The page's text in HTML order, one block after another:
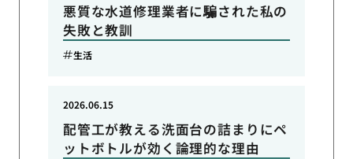
悪質な水道修理業者に騙された私の
失敗と教訓
生活
配管工が教える洗面台の詰まりにペ
ットボトルが効く論理的な理由
2026.06.15